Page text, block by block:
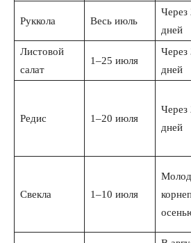
Руккола Весь июль
Через
дней
Листовой
салат
1–25 июля
Через
дней
Редис 1–20 июля
Через
дней
Свекла 1–10 июля